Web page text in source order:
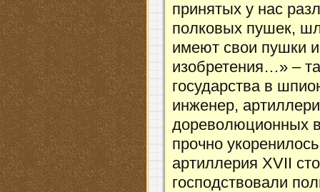
принятых у нас
полковых пушек,
имеют свои пушки
изобретения…» –
государства в
инженер,
дореволюционных
прочно
артиллерия XVII
господствовали